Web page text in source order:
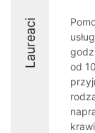
Laureaci
od